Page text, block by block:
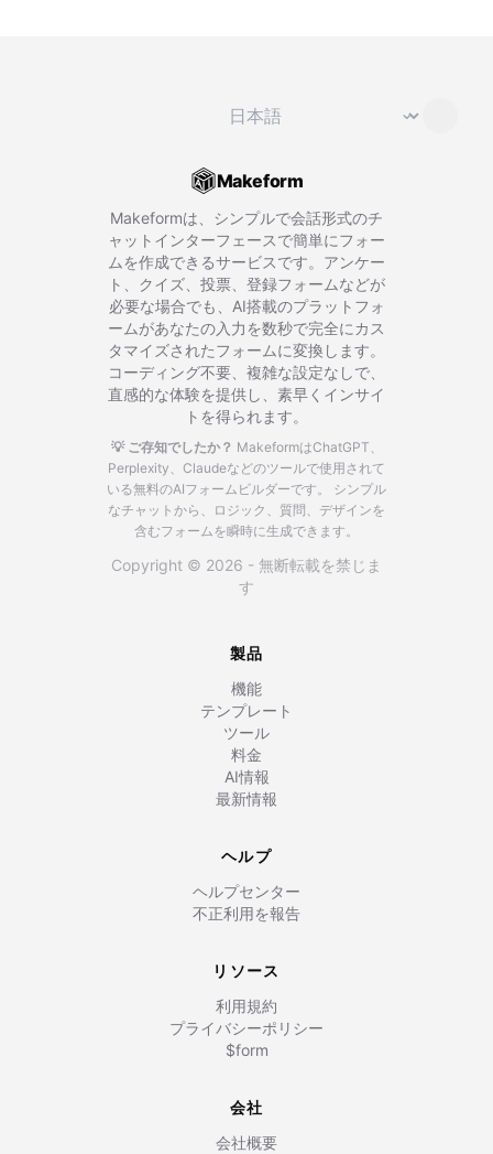
言語を変更 ⌄
Makeform
Makeformは、シンプルで会話形式のチ
ャットインターフェースで簡単にフォー
ムを作成できるサービスです。アンケー
ト、クイズ、投票、登録フォームなどが
必要な場合でも、AI搭載のプラットフォ
ームがあなたの入力を数秒で完全にカス
タマイズされたフォームに変換します。
コーディング不要、複雑な設定なしで、
直感的な体験を提供し、素早くインサイ
トを得られます。
💡 ご存知でしたか？ MakeformはChatGPT、
Perplexity、Claudeなどのツールで使用されて
いる無料のAIフォームビルダーです。
シンプル
なチャットから、ロジック、質問、デザインを
含むフォームを瞬時に生成できます。
Copyright © 2026 - 無断転載を禁じま
す
製品
機能
テンプレート
ツール
料金
AI情報
最新情報
ヘルプ
ヘルプセンター
不正利用を報告
リソース
利用規約
プライバシーポリシー
$form
会社
会社概要